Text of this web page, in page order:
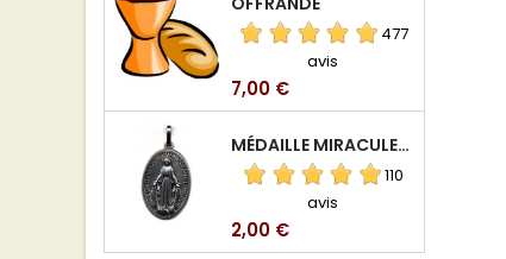
477
avis
Prix
7,00 €
MÉDAILLE MIRACULEUSE DE VIERGE DE LA RUE DU BAC
110
avis
Prix
2,00 €